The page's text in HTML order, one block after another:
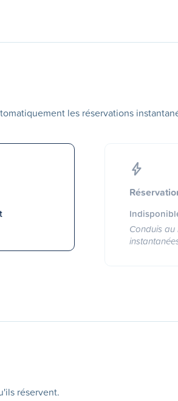
les réservations
Conduis
réservent.